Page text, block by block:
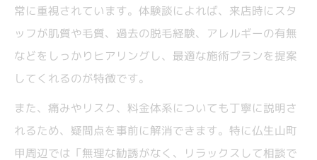
常に重視されています。体験談によれば、来店時にスタ
ッフが肌質や毛質、過去の脱毛経験、アレルギーの有無
などをしっかりヒアリングし、最適な施術プランを提案
してくれるのが特徴です。
また、痛みやリスク、料金体系についても丁寧に説明さ
れるため、疑問点を事前に解消できます。特に仏生山町
甲周辺では「無理な勧誘がなく、リラックスして相談で